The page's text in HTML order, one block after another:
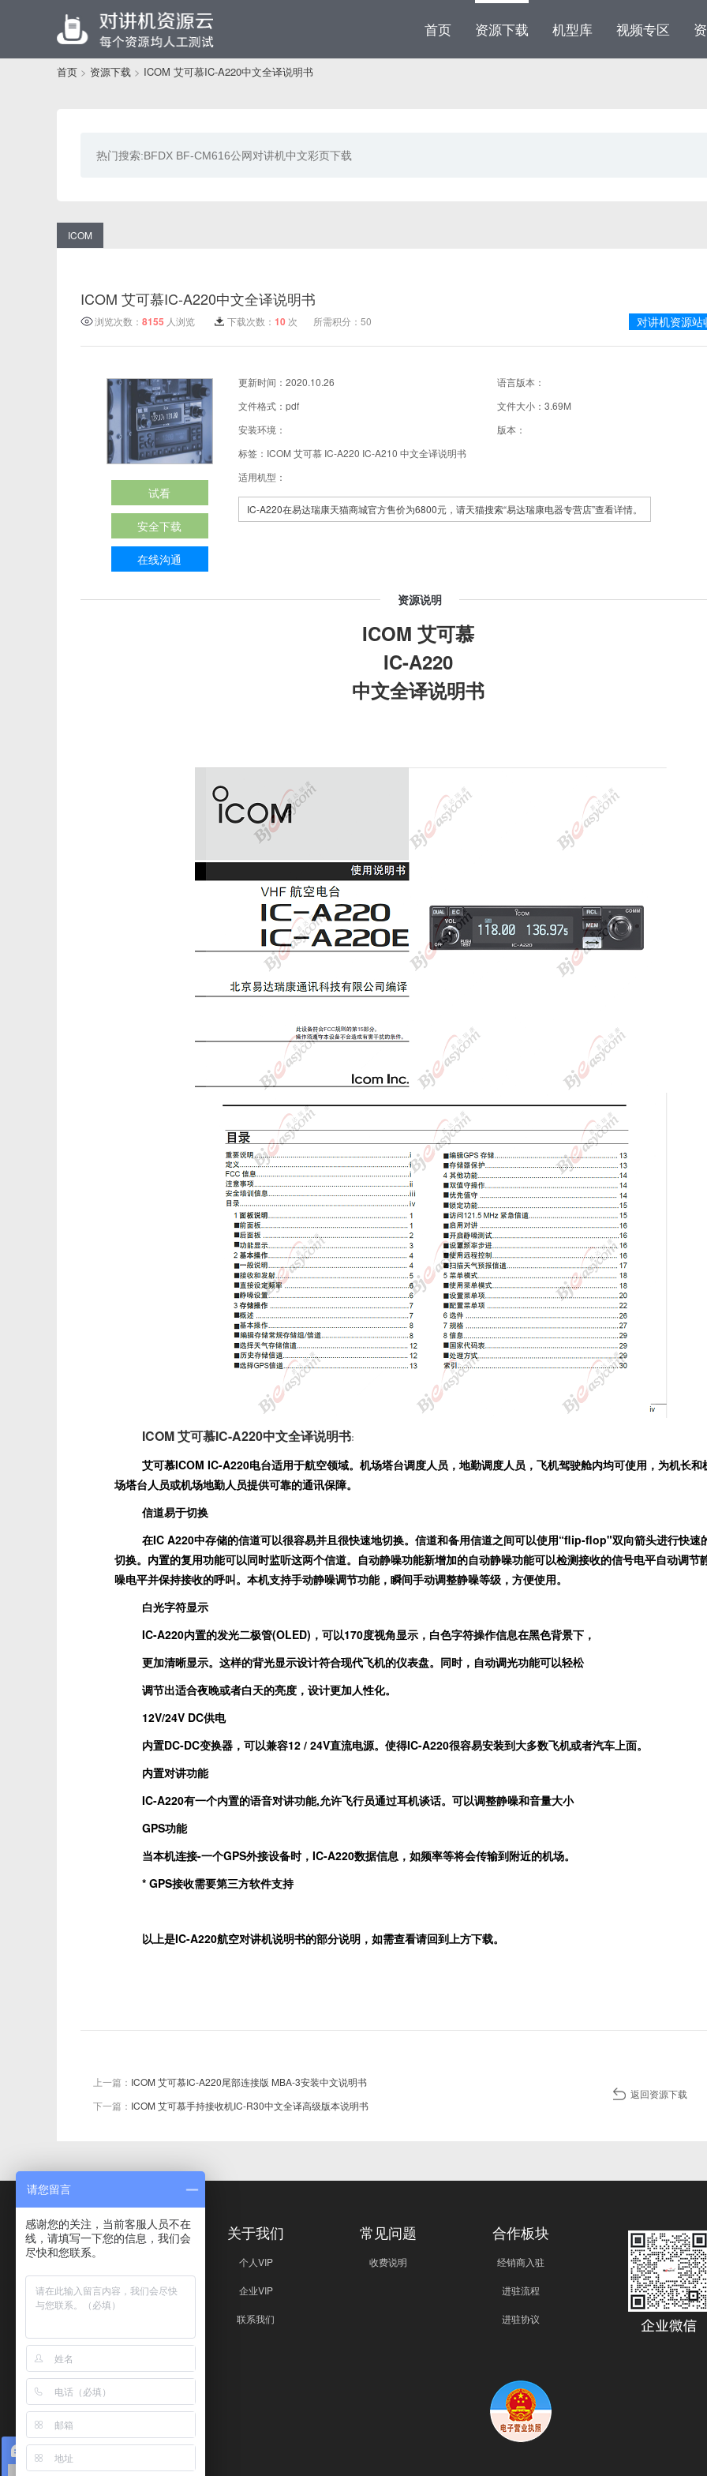
首页 资源下载 机型库 视频专区
首页 > 资源下载 > ICOM 艾可慕IC-A220中文全译说明书
ICOM
ICOM 艾可慕IC-A220中文全译说明书
浏览次数： 8155 人浏览 下载次数： 10 次 所需积分：50 对讲机资源站
试看
安全下载
在线沟通
更新时间：2020.10.26
语言版本：
文件格式：pdf
文件大小：3.69M
安装环境：
版本：
标签：ICOM 艾可慕 IC-A220 IC-A210 中文全译说明书
适用机型：
IC-A220在易达瑞康天猫商城官方售价为6800元，请天猫搜索“易达瑞康电器专营店”查看详情。
资源说明
ICOM 艾可慕
IC-A220
中文全译说明书
ICOM 艾可慕IC-A220中文全译说明书:
艾可慕ICOM IC-A220电台适用于航空领域。机场塔台调度人员，地勤调度人员，飞机驾驶舱内均可使用，为机长和
场塔台人员或机场地勤人员提供可靠的通讯保障。
信道易于切换
在IC A220中存储的信道可以很容易并且很快速地切换。信道和备用信道之间可以使用“flip-flop"双向箭头进行快速
切换。内置的复用功能可以同时监听这两个信道。自动静噪功能新增加的自动静噪功能可以检测接收的信号电平自动调节
噪电平并保持接收的呼叫。本机支持手动静噪调节功能，瞬间手动调整静噪等级，方便使用。
白光字符显示
IC-A220内置的发光二极管(OLED) ，可以170度视角显示，白色字符操作信息在黑色背景下，
更加清晰显示。这样的背光显示设计符合现代飞机的仪表盘。同时，自动调光功能可以轻松
调节出适合夜晚或者白天的亮度，设计更加人性化。
12V/24V DC供电
内置DC-DC变换器，可以兼容12 / 24V直流电源。使得IC-A220很容易安装到大多数飞机或者汽车上面。
内置对讲功能
IC-A220有一个内置的语音对讲功能,允许飞行员通过耳机谈话。可以调整静噪和音量大小
GPS功能
当本机连接-一个GPS外接设备时， IC-A220数据信息，如频率等将会传输到附近的机场。
* GPS接收需要第三方软件支持
以上是IC-A220航空对讲机说明书的部分说明，如需查看请回到上方下载。
上一篇： ICOM 艾可慕IC-A220尾部连接版 MBA-3安装中文说明书
下一篇： ICOM 艾可慕手持接收机IC-R30中文全译高级版本说明书
返回资源下载
免责声明 关于我们
个人VIP
企业VIP
联系我们
常见问题
收费说明
合作板块
经销商入驻
进驻流程
进驻协议
在线咨询
请您留言
感谢您的关注，当前客服人员不在
线，请填写一下您的信息，我们会
尽快和您联系。